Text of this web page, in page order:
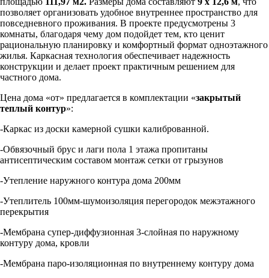
позволяет организовать удобное внутреннее пространство для
повседневного проживания. В проекте предусмотрены 3
комнаты, благодаря чему дом подойдет тем, кто ценит
рациональную планировку и комфортный формат одноэтажного
жилья. Каркасная технология обеспечивает надежность
конструкции и делает проект практичным решением для
частного дома.
Цена дома «от» предлагается в комплектации «закрытый
теплый контур»:
-Каркас из доски камерной сушки калиброванной.
-Обвязочный брус и лаги пола 1 этажа пропитаны
антисептическим составом монтаж сетки от грызунов
-Утепление наружного контура дома 200мм
-Утеплитель 100мм-шумоизоляция перегородок межэтажного
перекрытия
-Мембрана супер-диффузионная 3-слойная по наружному
контуру дома, кровли
-Мембрана паро-изоляционная по внутреннему контуру дома